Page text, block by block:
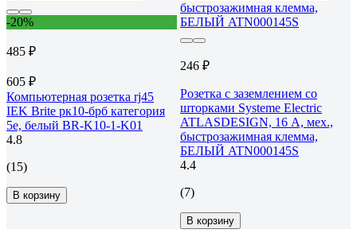
-20%
485 ₽
605 ₽
Компьютерная розетка rj45
IEK Brite рк10-брб категория
5e, белый BR-K10-1-K01
4.8
(15)
В корзину
246 ₽
Розетка с заземлением со
шторками Systeme Electric
ATLASDESIGN, 16 А, мех.,
быстрозажимная клемма,
БЕЛЫЙ ATN000145S
4.4
(7)
В корзину